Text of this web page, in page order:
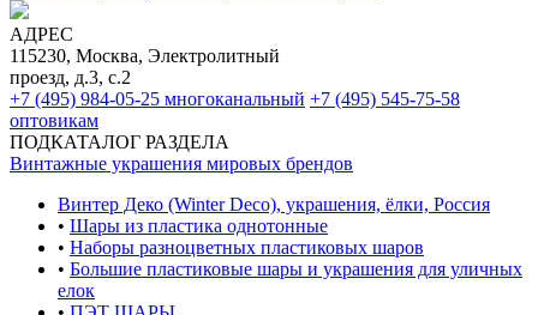
АДРЕС
115230, Москва, Электролитный
проезд, д.3, с.2
+7 (495) 984-05-25 многоканальный +7 (495) 545-75-58
оптовикам
ПОДКАТАЛОГ РАЗДЕЛА
Винтажные украшения мировых брендов
Винтер Деко (Winter Deco), украшения, ёлки, Россия
• Шары из пластика однотонные
• Наборы разноцветных пластиковых шаров
• Большие пластиковые шары и украшения для уличных
елок